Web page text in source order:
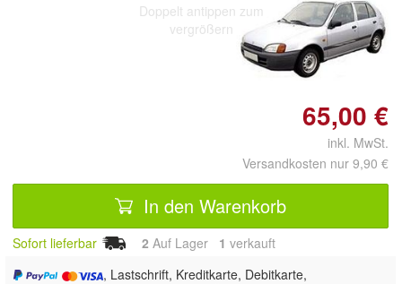
Doppelt antippen zum
vergrößern
65,00 €
inkl. MwSt.
Versandkosten nur 9,90 €
In den Warenkorb
Sofort lieferbar 2 Auf Lager 1 verkauft
, Lastschrift, Kreditkarte, Debitkarte,